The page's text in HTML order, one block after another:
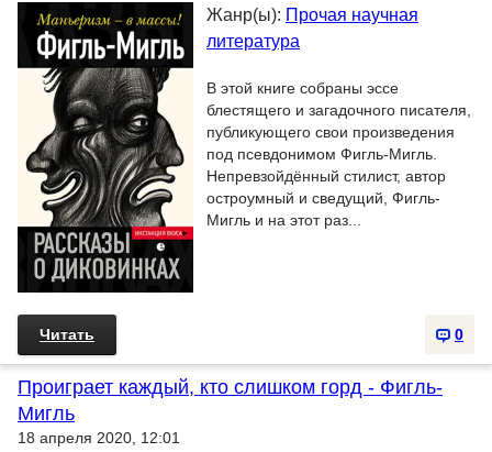
Жанр(ы): Прочая научная
литература
В этой книге собраны эссе
блестящего и загадочного писателя,
публикующего свои произведения
под псевдонимом Фигль-Мигль.
Непревзойдённый стилист, автор
остроумный и сведущий, Фигль-
Мигль и на этот раз...
0
Читать
Проиграет каждый, кто слишком горд - Фигль-
Мигль
18 апреля 2020, 12:01